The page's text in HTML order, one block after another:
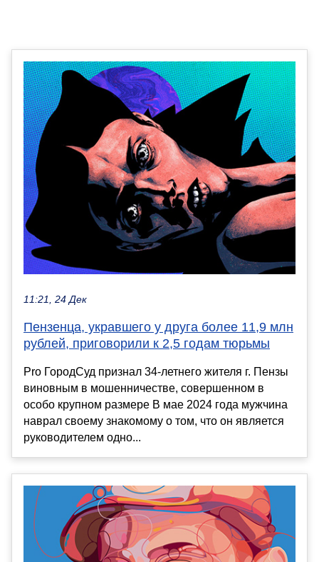
11:21, 24 Дек
Пензенца, укравшего у друга более 11,9 млн
рублей, приговорили к 2,5 годам тюрьмы
Pro ГородСуд признал 34-летнего жителя г. Пензы
виновным в мошенничестве, совершенном в
особо крупном размере В мае 2024 года мужчина
наврал своему знакомому о том, что он является
руководителем одно...